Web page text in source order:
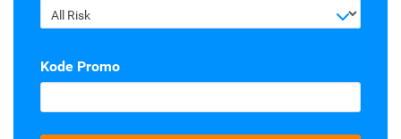
All Risk
Kode Promo